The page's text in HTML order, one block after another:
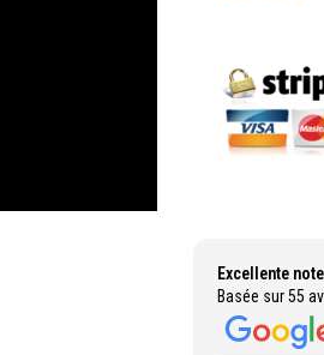
Excellente note
Basée sur 55